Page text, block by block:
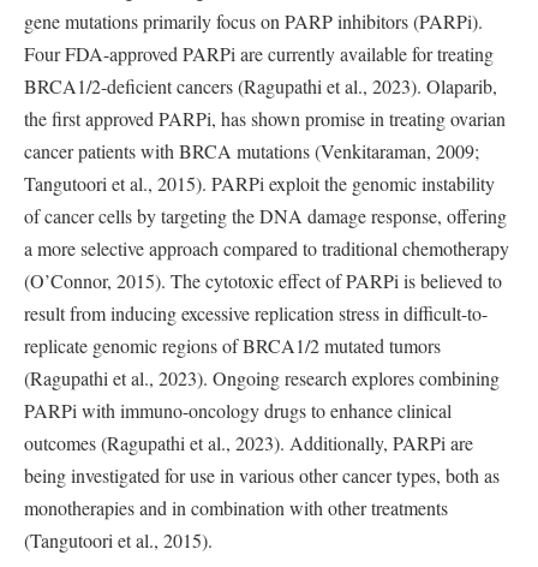
gene mutations primarily focus on PARP inhibitors (PARPi).
Four FDA-approved PARPi are currently available for treating
BRCA1/2-deficient cancers (Ragupathi et al., 2023). Olaparib,
the first approved PARPi, has shown promise in treating ovarian
cancer patients with BRCA mutations (Venkitaraman, 2009;
Tangutoori et al., 2015). PARPi exploit the genomic instability
of cancer cells by targeting the DNA damage response, offering
a more selective approach compared to traditional chemotherapy
(O’Connor, 2015). The cytotoxic effect of PARPi is believed to
result from inducing excessive replication stress in difficult-to-
replicate genomic regions of BRCA1/2 mutated tumors
(Ragupathi et al., 2023). Ongoing research explores combining
PARPi with immuno-oncology drugs to enhance clinical
outcomes (Ragupathi et al., 2023). Additionally, PARPi are
being investigated for use in various other cancer types, both as
monotherapies and in combination with other treatments
(Tangutoori et al., 2015).